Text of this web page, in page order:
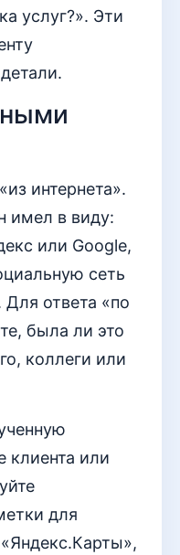
услуг?». Эти
интернета».
имел в виду:
или Google,
сеть
ответа «по
была ли это
коллеги или
клиента или
для